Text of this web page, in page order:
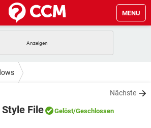
MENU
TIKTOK
STREAMING
Nächste
File Gelöst/Geschlossen